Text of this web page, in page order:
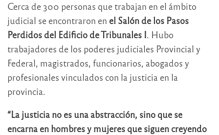
Cerca de 300 personas que trabajan en el ámbito
judicial se encontraron en el Salón de los Pasos
Perdidos del Edificio de Tribunales I. Hubo
trabajadores de los poderes judiciales Provincial y
Federal, magistrados, funcionarios, abogados y
profesionales vinculados con la justicia en la
provincia.
“La justicia no es una abstracción, sino que se
encarna en hombres y mujeres que siguen creyendo